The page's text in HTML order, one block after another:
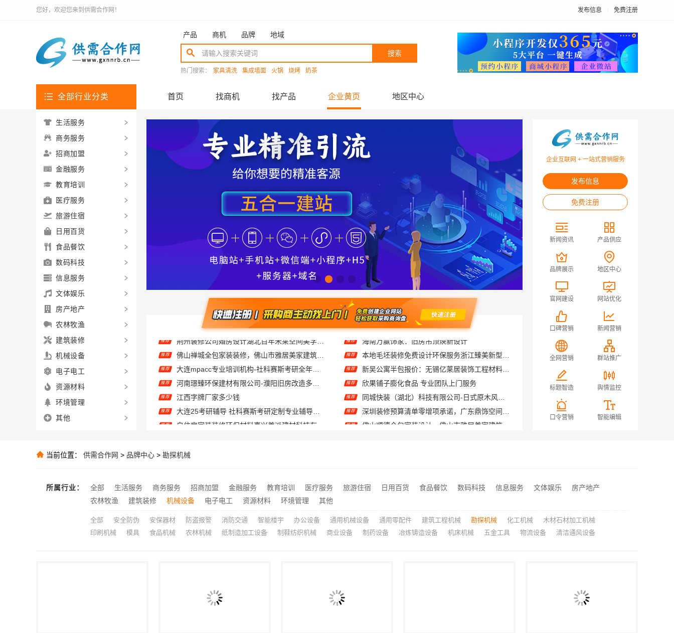
您好，欢迎您来到供需合作网！ 发布信息 免费注册
产品 商机 品牌 地域
搜索
热门搜索： 家具清洗 集成墙面 火锅 烧烤 奶茶
全部行业分类 首页 找商机 找产品 企业黄页 地区中心
推荐 佛山禅城全包家装装修，佛山市雅居美家建筑装饰工程有限公司全程托管
推荐 大连mpacc专业培训机构-社科赛斯考研全年魔鬼集训营
推荐 河南璟臻环保建材有限公司-濮阳旧房改造多少钱
推荐 江西字牌厂家多少钱
推荐
推荐 自住房家装装修环保材料嘉兴美派建材科技有限公司
推荐 慕新不锈钢：句容卧室施工流程详解
推荐 基装设计施工一体化哪家专业_无锡亿莱居装饰工程材料有限公司
推荐 荆州装修公司婚房设计湖北百年米莱空间美学装饰材料有限公司
推荐
推荐 新吴公寓半包报价：无锡亿莱居装饰工程材料有限公司性价比之选
推荐 欣果铺子膨化食品 专业团队上门服务
推荐
推荐 深圳装修预算清单零增项承诺，广东鼎饰空间装饰工程有限公司
推荐 佛山顺德全包家装设计，佛山市雅居美家建筑装饰工程有限公司值得信赖
推荐 苏州百年豪庭新材料有限公司：市区专业家装报价
企业互联网 + 一站式营销服务
发布信息
免费注册
新闻资讯 产品供应
品牌展示 地区中心
官网建设 网站优化
口碑营销 新闻营销
全网营销 群站推广
标题智造 舆情监控
口令营销 智能编辑
生活服务
商务服务
招商加盟
金融服务
教育培训
医疗服务
旅游住宿
日用百货
食品餐饮
数码科技
信息服务
文体娱乐
房产地产
农林牧渔
建筑装修
机械设备
电子电工
资源材料
环境管理
其他
当前位置： 供需合作网 > 品牌中心 > 勘探机械
所属行业： 全部 生活服务 商务服务 招商加盟 金融服务 教育培训 医疗服务 旅游住宿 日用百货 食品餐饮 数码科技 信息服务 文体娱乐
房产地产
农林牧渔
建筑装修 机械设备 电子电工 资源材料 环境管理 其他
全部 安全防伪 安保器材 防盗报警 消防交通 智能楼宇 办公设备 通用机械设备 通用零配件 建筑工程机械 勘探机械 化工机械
木材石材加工机械
印刷机械
模具 食品机械 农林机械 纸制造加工设备 制鞋纺织机械 商业设备 制药设备 冶炼铸造设备 机床机械 五金工具 物流设备 清洁通风设备